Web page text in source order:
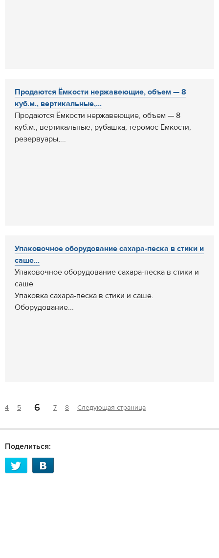
Продаются Ёмкости нержавеющие, объем — 8
куб.м., вертикальные,...
Продаются Ёмкости нержавеющие, объем — 8
куб.м., вертикальные, рубашка, теромос Емкости,
резервуары,...
Упаковочное оборудование сахара-песка в стики и
саше...
Упаковочное оборудование сахара-песка в стики и
саше
Упаковка сахара-песка в стики и саше.
Оборудование...
4 5 6 7 8 Следующая страница
Поделиться: